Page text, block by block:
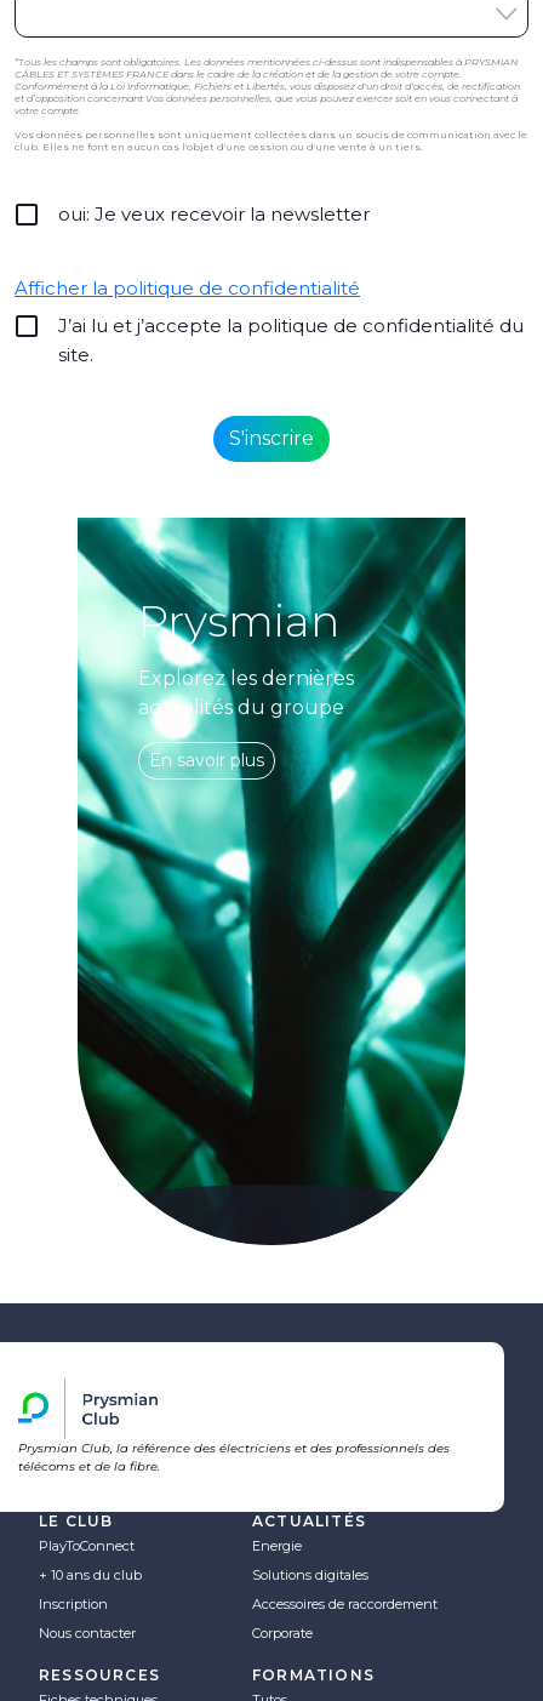
*Tous les champs sont obligatoires. Les données mentionnées ci-dessus sont indispensables à PRYSMIAN
CÂBLES ET SYSTÈMES FRANCE dans le cadre de la création et de la gestion de votre compte.
Conformément à la Loi Informatique, Fichiers et Libertés, vous disposez d'un droit d'accès, de rectification
et d’opposition concernant Vos données personnelles, que vous pouvez exercer soit en vous connectant à
votre compte.
Vos données personnelles sont uniquement collectées dans un soucis de communication avec le
club. Elles ne font en aucun cas l'objet d'une cession ou d'une vente à un tiers.
oui: Je veux recevoir la newsletter
Afficher la politique de confidentialité
J’ai lu et j’accepte la politique de confidentialité du
site.
Prysmian
Explorez les dernières
actualités du groupe
En savoir plus
Prysmian Club, la référence des électriciens et des professionnels des
télécoms et de la fibre.
LE CLUB
PlayToConnect
+ 10 ans du club
Inscription
Nous contacter
ACTUALITÉS
Energie
Solutions digitales
Accessoires de raccordement
Corporate
RESSOURCES FORMATIONS